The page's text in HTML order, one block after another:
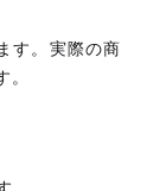
す。実際の商
。
。